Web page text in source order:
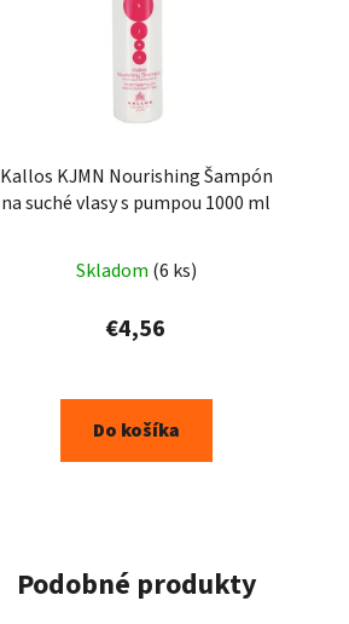
Kallos KJMN Nourishing Šampón
na suché vlasy s pumpou 1000 ml
Skladom (6 ks)
€4,56
Do košíka
Podobné produkty